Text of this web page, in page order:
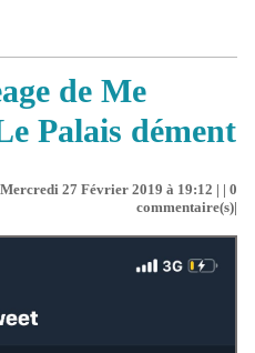
de Me
Palais dément
27 Février 2019 à 19:12 | | 0
commentaire(s)|